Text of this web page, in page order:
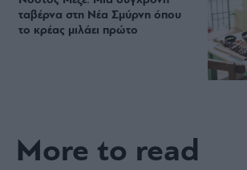
ταβέρνα στη Νέα Σμύρνη όπου
το κρέας μιλάει πρώτο
More to read